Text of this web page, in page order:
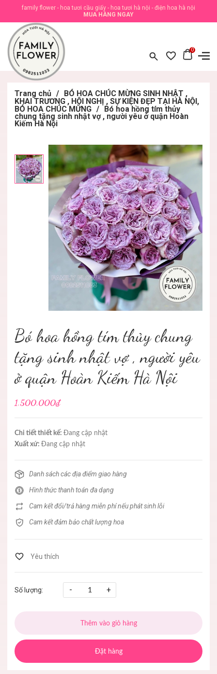
family flower - hoa tươi cầu giấy - hoa tươi hà nội - điện hoa hà nội
MUA HÀNG NGAY
0
Trang chủ / BÓ HOA CHÚC MỪNG SINH NHẬT ,
KHAI TRƯƠNG , HỘI NGHỊ , SỰ KIỆN ĐẸP TẠI HÀ NỘI,
BÓ HOA CHÚC MỪNG / Bó hoa hồng tím thủy
chung tặng sinh nhật vợ , người yêu ở quận Hoàn
Kiếm Hà Nội
Bó hoa hồng tím thủy chung
tặng sinh nhật vợ , người yêu
ở quận Hoàn Kiếm Hà Nội
1.500.000₫
Chi tiết thiết kế: Đang cập nhật
Xuất xứ: Đang cập nhật
Danh sách các địa điểm giao hàng
Hình thức thanh toán đa dạng
Cam kết đổi/trả hàng miễn phí nếu phát sinh lỗi
Cam kết đảm bảo chất lượng hoa
Số lượng: - +
Thêm vào giỏ hàng
Đặt hàng